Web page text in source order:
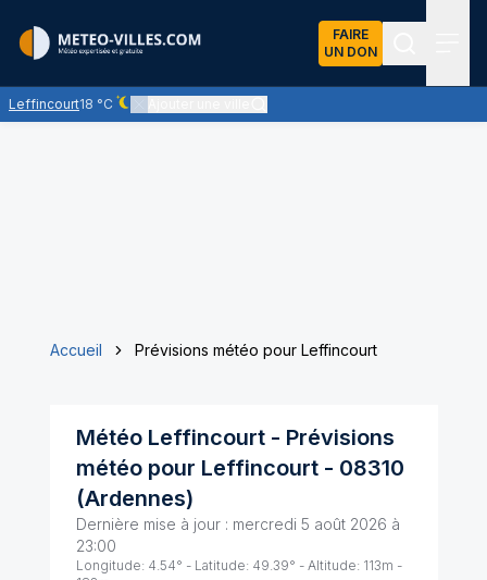
FAIRE
UN DON
Leffincourt18 °C
Ciel dégagé - quasiment pas de nuages
Accueil Prévisions météo pour Leffincourt
Météo Leffincourt- Prévisions
météo pour Leffincourt- 08310
(Ardennes)
Dernière mise à jour : mercredi 5 août 2026 à
23:00
Longitude: 4.54° - Latitude: 49.39° - Altitude: 113m -